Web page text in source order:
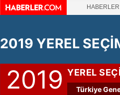
HABERLER
2019 YEREL
2019 YEREL
Türkiye